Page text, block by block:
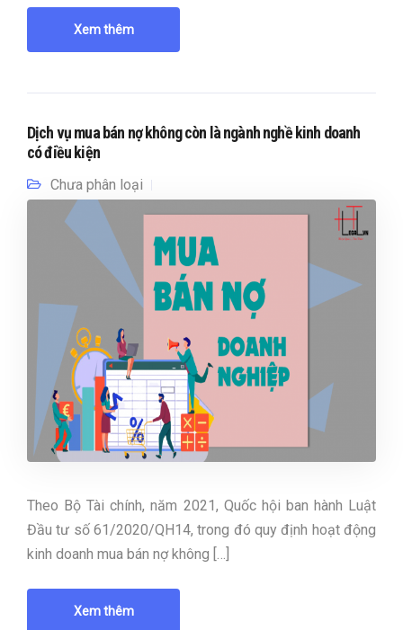
Xem thêm
Dịch vụ mua bán nợ không còn là ngành nghề kinh doanh
có điều kiện
Chưa phân loại
Theo Bộ Tài chính, năm 2021, Quốc hội ban hành Luật
Đầu tư số 61/2020/QH14, trong đó quy định hoạt động
kinh doanh mua bán nợ không […]
Xem thêm